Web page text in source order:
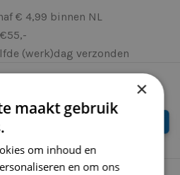
€ 4,99 binnen NL
(werk)dag verzonden
×
maakt gebruik
om inhoud en
en om ons